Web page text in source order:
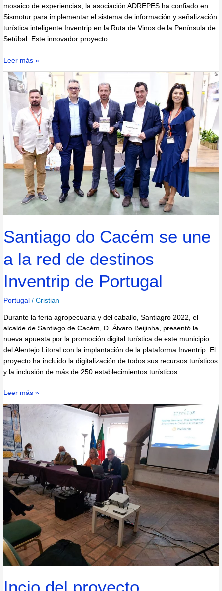
mosaico de experiencias, la asociación ADREPES ha confiado en
Sismotur para implementar el sistema de información y señalización
turística inteligente Inventrip en la Ruta de Vinos de la Península de
Setúbal. Este innovador proyecto
Leer más »
Santiago do Cacém se une
a la red de destinos
Inventrip de Portugal
Portugal /Cristian
Durante la feria agropecuaria y del caballo, Santiagro 2022, el
alcalde de Santiago de Cacém, D. Álvaro Beijinha, presentó la
nueva apuesta por la promoción digital turística de este municipio
del Alentejo Litoral con la implantación de la plataforma Inventrip. El
proyecto ha incluido la digitalización de todos sus recursos turísticos
y la inclusión de más de 250 establecimientos turísticos.
Santiago
do
Cacém
une
la
red
de
destinos
Inventrip
Portugal
Leer más »
Incio del proyecto
Incio
del
proyecto
Enoturismo,
un
mosaico
de
experiencias